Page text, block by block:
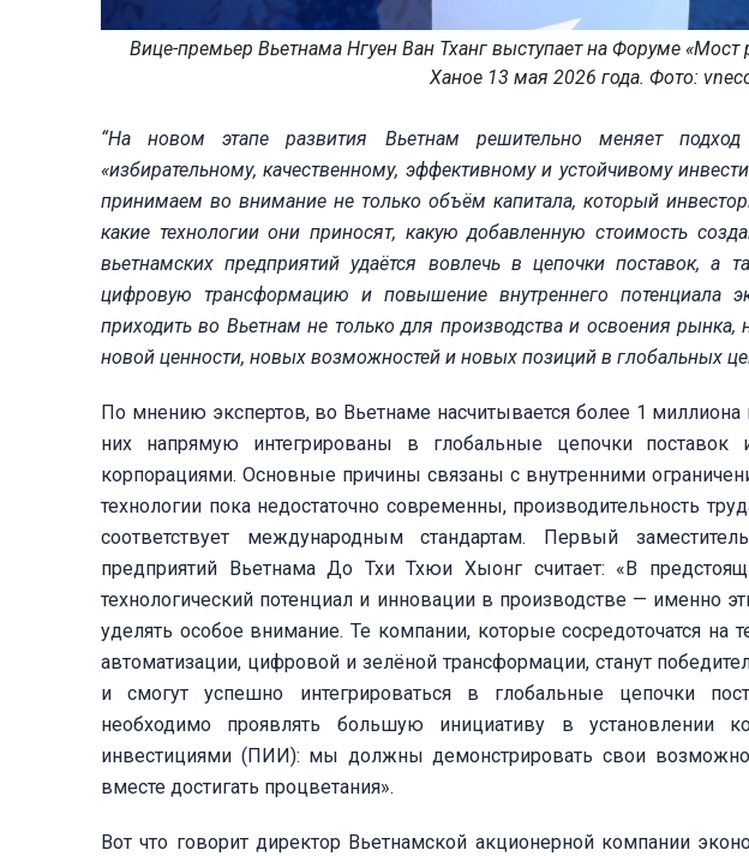
Вице-премьер Вьетнама Нгуен Ван Тханг выступает на Форуме
Ханое 13 мая 2026 года. Фото:
“На новом этапе развития Вьетнам решительно меняет
«избирательному, качественному, эффективному и устойчивому
принимаем во внимание не только объём капитала, который
какие технологии они приносят, какую добавленную стоимость
вьетнамских предприятий удаётся вовлечь в цепочки поставок,
цифровую трансформацию и повышение внутреннего потенциала
приходить во Вьетнам не только для производства и освоения
новой ценности, новых возможностей и новых позиций в глобальных
По мнению экспертов, во Вьетнаме насчитывается более 1
них напрямую интегрированы в глобальные цепочки поставок
корпорациями. Основные причины связаны с внутренними
технологии пока недостаточно современны, производительность
соответствует международным стандартам. Первый
предприятий Вьетнама До Тхи Тхюи Хыонг считает: «В
технологический потенциал и инновации в производстве — именно
уделять особое внимание. Те компании, которые сосредоточатся на
автоматизации, цифровой и зелёной трансформации, станут
и смогут успешно интегрироваться в глобальные цепочки
необходимо проявлять большую инициативу в установлении
инвестициями (ПИИ): мы должны демонстрировать свои
вместе достигать процветания».
Вот что говорит директор Вьетнамской акционерной компании